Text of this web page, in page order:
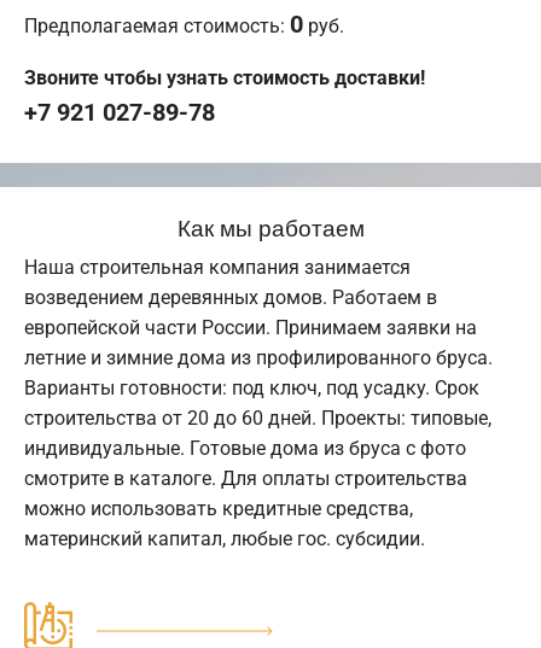
Предполагаемая стоимость: 0 руб.
Звоните чтобы узнать стоимость доставки!
+7 921 027-89-78
Как мы работаем
Наша строительная компания занимается
возведением деревянных домов. Работаем в
европейской части России. Принимаем заявки на
летние и зимние дома из профилированного бруса.
Варианты готовности: под ключ, под усадку. Срок
строительства от 20 до 60 дней. Проекты: типовые,
индивидуальные. Готовые дома из бруса с фото
смотрите в каталоге. Для оплаты строительства
можно использовать кредитные средства,
материнский капитал, любые гос. субсидии.